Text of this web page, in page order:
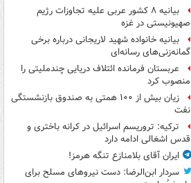
بیانیه ۸ کشور عربی علیه تجاوزات رژیم
صهیونیستی در غزه
بیانیه خانواده شهید لاریجانی درباره برخی
گمانه‌زنی‌های رسانه‌ای
عربستان فرمانده ائتلاف دریایی چندملیتی را
منصوب کرد
زیان بیش از ۱۰۰ همتی به صندوق‌ بازنشستگی
نفت
ترکیه: تروریسم اسرائیل در کرانه باختری و
قدس اشغالی ادامه دارد
ایران آقای بلامنازع تنگه هرمز!
سردار ابن‌الرضا: دست نیروهای مسلح برای